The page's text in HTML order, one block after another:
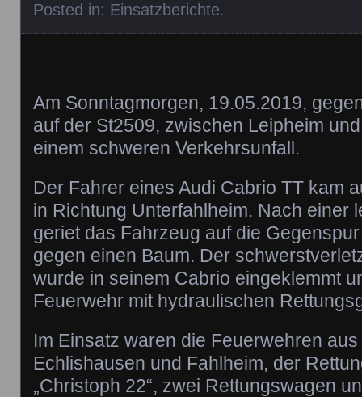
Posted in: Einsatzberichte.
Am Sonntagmorgen, 19.05.2019,
auf der St2509, zwischen Leipheim
einem schweren Verkehrsunfall.
Der Fahrer eines Audi Cabrio TT kam
in Richtung Unterfahlheim. Nach einer
geriet das Fahrzeug auf die
gegen einen Baum. Der
wurde in seinem Cabrio eingeklemmt
Feuerwehr mit hydraulischen
Im Einsatz waren die Feuerwehren
Echlishausen und Fahlheim, der
„Christoph 22“, zwei Rettungswagen